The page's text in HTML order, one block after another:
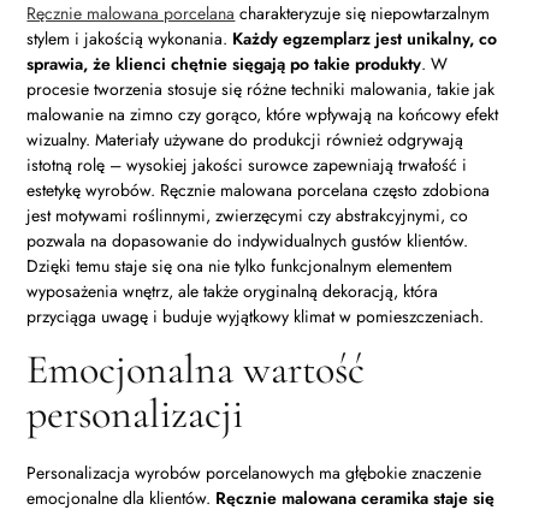
Ręcznie malowana porcelana charakteryzuje się niepowtarzalnym
stylem i jakością wykonania. Każdy egzemplarz jest unikalny, co
sprawia, że klienci chętnie sięgają po takie produkty. W
procesie tworzenia stosuje się różne techniki malowania, takie jak
malowanie na zimno czy gorąco, które wpływają na końcowy efekt
wizualny. Materiały używane do produkcji również odgrywają
istotną rolę – wysokiej jakości surowce zapewniają trwałość i
estetykę wyrobów. Ręcznie malowana porcelana często zdobiona
jest motywami roślinnymi, zwierzęcymi czy abstrakcyjnymi, co
pozwala na dopasowanie do indywidualnych gustów klientów.
Dzięki temu staje się ona nie tylko funkcjonalnym elementem
wyposażenia wnętrz, ale także oryginalną dekoracją, która
przyciąga uwagę i buduje wyjątkowy klimat w pomieszczeniach.
Emocjonalna wartość
personalizacji
Personalizacja wyrobów porcelanowych ma głębokie znaczenie
emocjonalne dla klientów. Ręcznie malowana ceramika staje się